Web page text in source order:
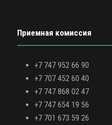
Приемная комиссия
+7 747 952 66 90
+7 707 452 60 40
+7 747 868 02 47
+7 747 654 19 56
+7 701 673 59 26